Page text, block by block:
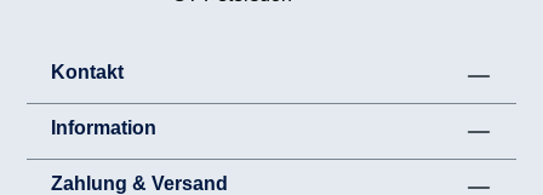
Kontakt
Information
Zahlung & Versand